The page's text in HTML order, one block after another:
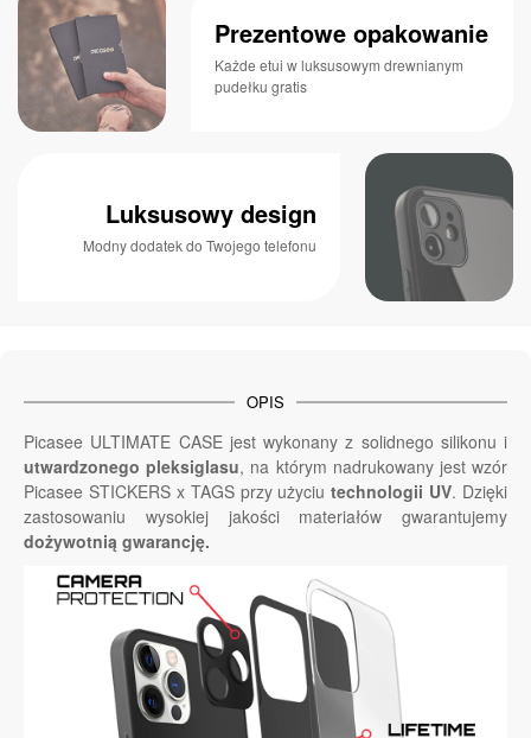
Prezentowe opakowanie
Każde etui w luksusowym drewnianym
pudełku gratis
Luksusowy design
Modny dodatek do Twojego telefonu
OPIS
Picasee ULTIMATE CASE jest wykonany z solidnego silikonu i
utwardzonego pleksiglasu, na którym nadrukowany jest wzór
Picasee STICKERS x TAGS przy użyciutechnologii UV. Dzięki
zastosowaniu wysokiej jakości materiałów gwarantujemy
dożywotnią gwarancję.